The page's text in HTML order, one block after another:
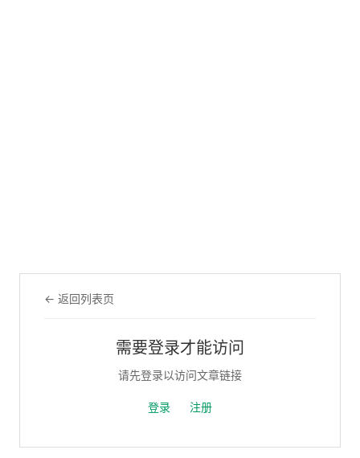
← 返回列表页
需要登录才能访问
请先登录以访问文章链接
登录 注册